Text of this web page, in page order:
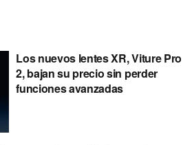
Los nuevos lentes XR, Viture Pro
2, bajan su precio sin perder
funciones avanzadas